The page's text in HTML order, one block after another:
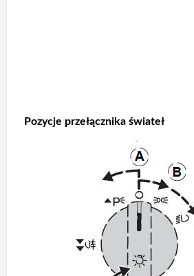
Pozycje przełącznika świateł